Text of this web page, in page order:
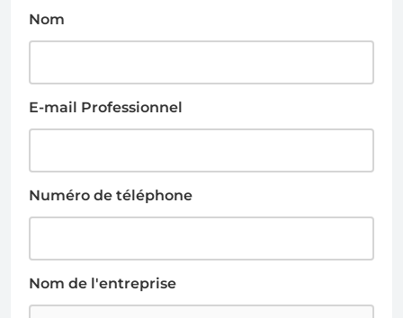
Nom
E-mail Professionnel
Numéro de téléphone
Nom de l'entreprise